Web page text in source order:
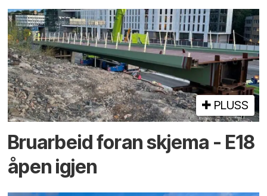
PLUSS
Bruarbeid foran skjema - E18
åpen igjen